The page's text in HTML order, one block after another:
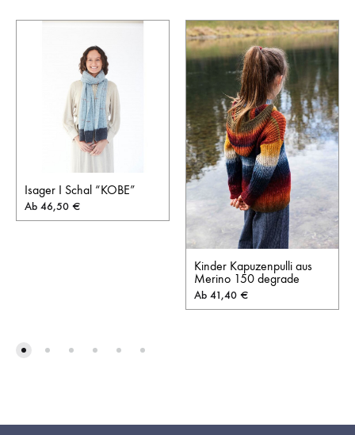
Isager I Schal “KOBE”
Ab 46,50 €
Kinder Kapuzenpulli aus
Merino 150 degrade
Ab 41,40 €